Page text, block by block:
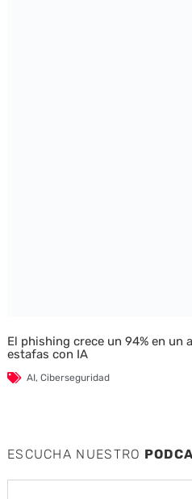
El phishing crece un 94% en un
estafas con IA
AI, Ciberseguridad
ESCUCHA NUESTRO